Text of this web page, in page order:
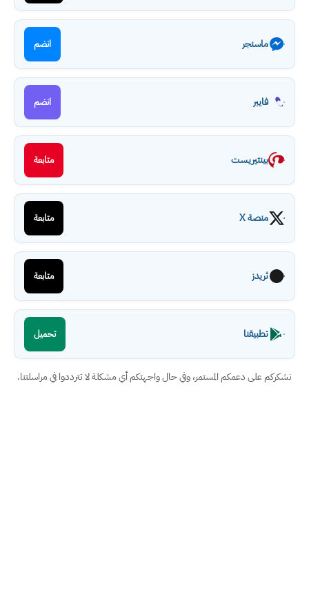
ماسنجر انضم
فايبر انضم
بينتيريست متابعة
منصة X متابعة
ثريدز متابعة
تطبيقنا تحميل
نشكركم على دعمكم المستمر، وفي حال واجهتكم أي مشكلة لا تترددوا في مراسلتنا.